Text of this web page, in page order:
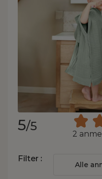
5/5
2
Filter :
Alle